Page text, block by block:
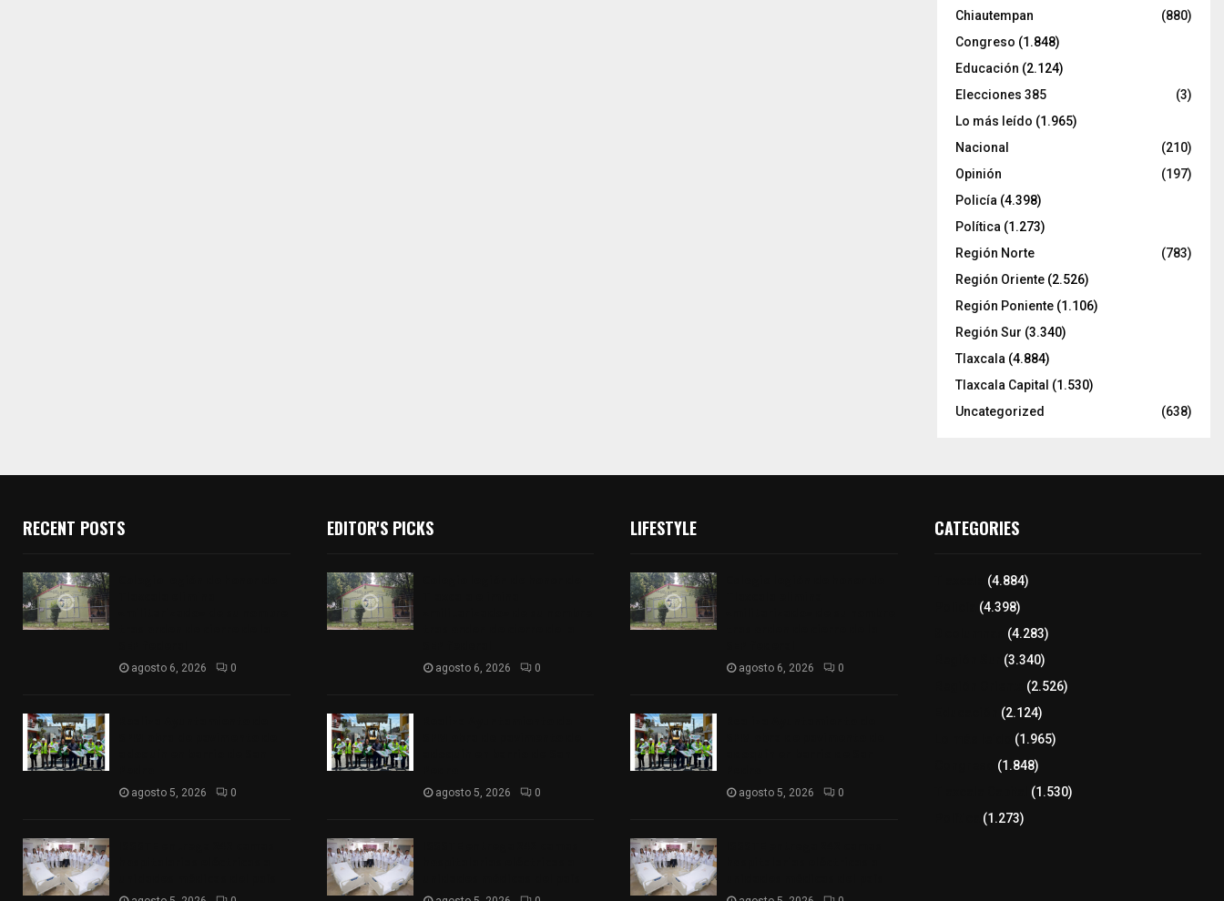
Chiautempan
(880)
Congreso (1.848)
Educación (2.124)
Elecciones 385
(3)
Lo más leído (1.965)
Nacional
(210)
Opinión
(197)
Policía (4.398)
Política (1.273)
Región Norte
(783)
Región Oriente (2.526)
Región Poniente (1.106)
Región Sur (3.340)
Tlaxcala (4.884)
Tlaxcala Capital (1.530)
Uncategorized
(638)
RECENT POSTS
agosto 6, 2026 0
agosto 5, 2026 0
EDITOR'S PICKS
agosto 6, 2026 0
agosto 5, 2026 0
LIFESTYLE
agosto 6, 2026 0
agosto 5, 2026 0
CATEGORIES
(4.884)
(4.398)
(4.283)
(3.340)
(2.526)
(2.124)
(1.965)
(1.848)
(1.530)
(1.273)